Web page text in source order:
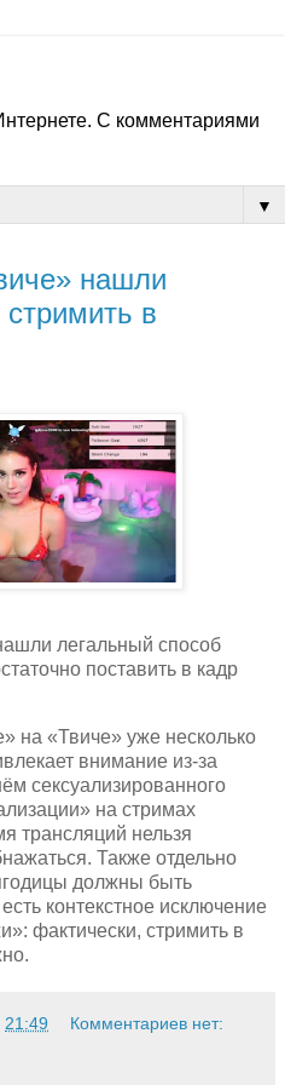
С комментариями
▼
нашли
в
легальный способ
поставить в кадр
на «Твиче» уже несколько
внимание из-за
сексуализированного
на стримах
трансляций нельзя
Также отдельно
должны быть
контекстное исключение
фактически, стримить в
21:49 Комментариев нет: